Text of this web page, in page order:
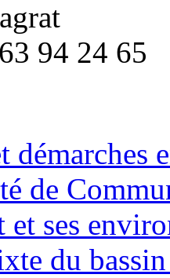
94 24 65
démarches
de
et ses
du